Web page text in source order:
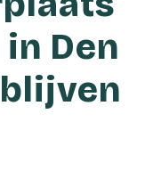
Den